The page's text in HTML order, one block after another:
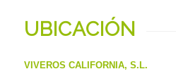
UBICACIÓN
VIVEROS CALIFORNIA, S.L.